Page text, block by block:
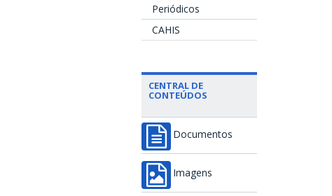
Periódicos
CAHIS
CENTRAL DE
CONTEÚDOS
Documentos
Imagens